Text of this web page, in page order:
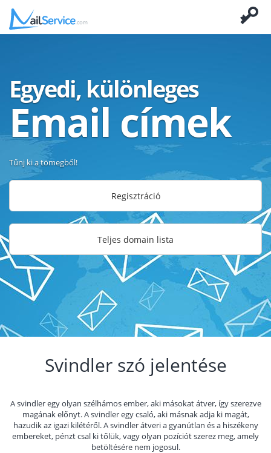
Egyedi, különleges
Email címek
Tűnj ki a tömegből!
Regisztráció
Teljes domain lista
Svindler szó jelentése
A svindler egy olyan szélhámos ember, aki másokat átver, így szerezve
magának előnyt. A svindler egy csaló, aki másnak adja ki magát,
hazudik az igazi kilétéről. A svindler átveri a gyanútlan és a hiszékeny
embereket, pénzt csal ki tőlük, vagy olyan pozíciót szerez meg, amely
betöltésére nem jogosul.